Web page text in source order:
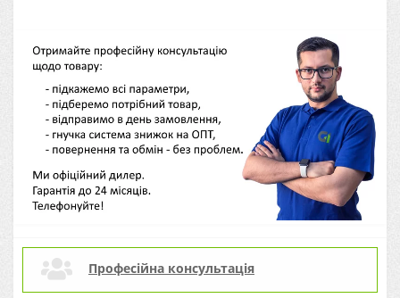
Професійна консультація